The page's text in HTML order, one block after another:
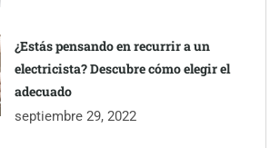
¿Estás pensando en recurrir a un
electricista? Descubre cómo elegir el
adecuado
septiembre 29, 2022